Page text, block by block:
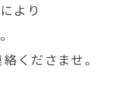
より
くださませ。